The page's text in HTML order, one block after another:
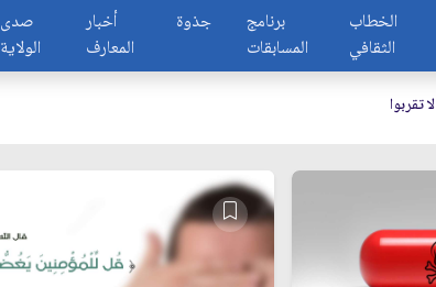
صدى
الولاية
أخبار
المعارف
جذوة
برنامج
المسابقات
الخطاب
الثقافي
لا تقربوا